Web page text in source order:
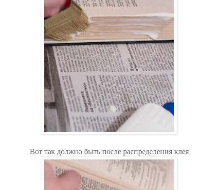
Вот так должно быть после распределения клея